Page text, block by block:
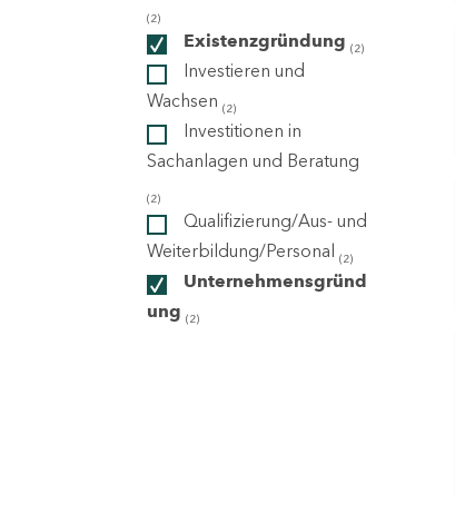
(2)
Existenzgründung (2)
Investieren und
Wachsen (2)
Investitionen in
Sachanlagen und Beratung
(2)
Qualifizierung/Aus- und
Weiterbildung/Personal (2)
Unternehmensgründ
ung (2)